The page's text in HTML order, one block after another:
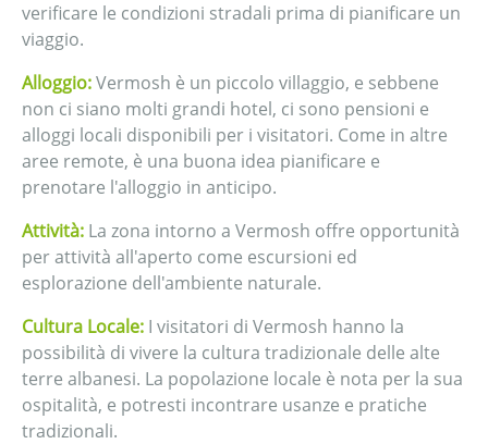
verificare le condizioni stradali prima di pianificare un
viaggio.
Alloggio:Vermosh è un piccolo villaggio, e sebbene
non ci siano molti grandi hotel, ci sono pensioni e
alloggi locali disponibili per i visitatori. Come in altre
aree remote, è una buona idea pianificare e
prenotare l'alloggio in anticipo.
Attività: La zona intorno a Vermosh offre opportunità
per attività all'aperto come escursioni ed
esplorazione dell'ambiente naturale.
Cultura Locale: I visitatori di Vermosh hanno la
possibilità di vivere la cultura tradizionale delle alte
terre albanesi. La popolazione locale è nota per la sua
ospitalità, e potresti incontrare usanze e pratiche
tradizionali.